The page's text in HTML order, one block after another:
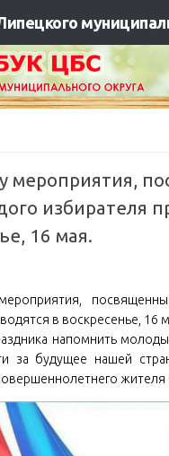
мероприятия,
избирателя
16 мая.
в воскресенье, 16
напомнить
за будущее нашей
жителя